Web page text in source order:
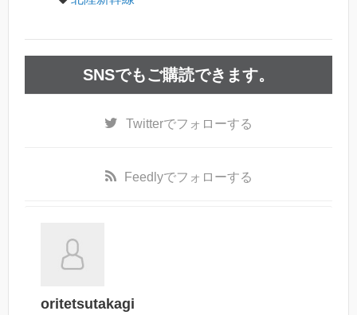
SNSでもご購読できます。
Twitterでフォローする
Feedlyでフォローする
oritetsutakagi